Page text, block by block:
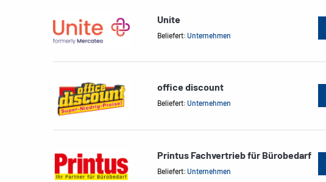
Unite
Beliefert: Unternehmen
office discount
Beliefert: Unternehmen
Printus Fachvertrieb für Bürobedarf
Beliefert: Unternehmen